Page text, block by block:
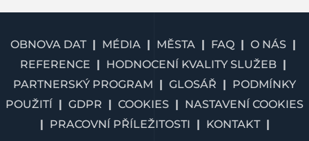
OBNOVA DAT MÉDIA MĚSTA FAQ
O NÁS
REFERENCE
HODNOCENÍ KVALITY SLUŽEB
PARTNERSKÝ PROGRAM
GLOSÁŘ
PODMÍNKY
POUŽITÍ
GDPR COOKIES
NASTAVENÍ COOKIES
PRACOVNÍ PŘÍLEŽITOSTI
KONTAKT